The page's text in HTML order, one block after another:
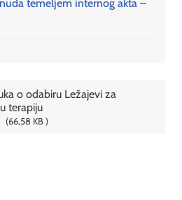
temeljem internog akta –
o odabiru Ležajevi za
terapiju
66,58 KB